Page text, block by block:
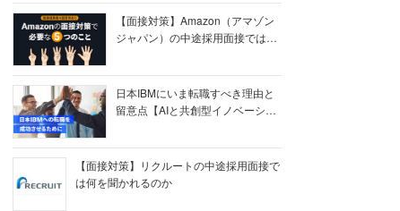
【面接対策】Amazon（アマゾン
ジャパン）の中途採用面接では何
日本IBMにいま転職すべき理由と
留意点【AIと共創型イノベーショ
【面接対策】リクルートの中途採用面接で
は何を聞かれるのか